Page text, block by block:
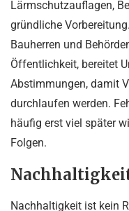
Lärmschutzauflagen,
gründliche
Bauherren und
Öffentlichkeit, bereitet
Abstimmungen, damit
durchlaufen werden.
häufig erst viel später
Folgen.
Nachhaltigkeit ist kein